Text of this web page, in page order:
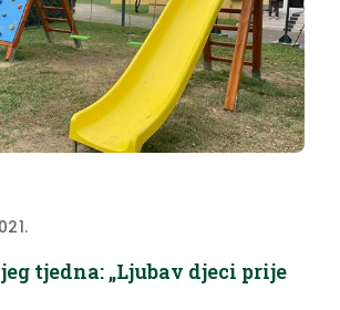
tjedna: „Ljubav djeci prije